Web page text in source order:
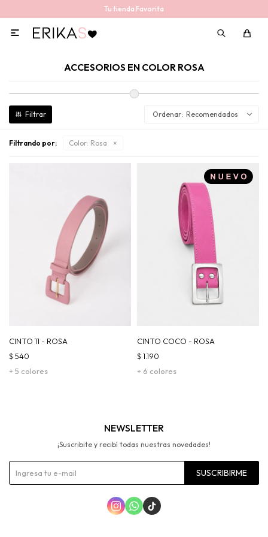
Tu tienda Favorita

ACCESORIOS EN COLOR ROSA
Recomendados
Filtrando por: Color: Rosa
CINTO 11 - ROSA
+ 5 colores
$ 540
CINTO COCO - ROSA
+ 6 colores
$ 1.190
NEWSLETTER
¡Suscribite y recibí todas nuestras novedades!
SUSCRIBIRME
  